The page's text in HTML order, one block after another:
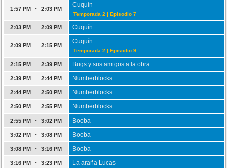
1:57 PM - 2:03 PM
Cuquín
Temporada 2 | Episodio 7
2:03 PM - 2:09 PM Cuquín
2:09 PM - 2:15 PM
Cuquín
Temporada 2 | Episodio 9
2:15 PM - 2:39 PM Bugs y sus amigos a la obra
2:39 PM - 2:44 PM Numberblocks
2:44 PM - 2:50 PM Numberblocks
2:50 PM - 2:55 PM Numberblocks
2:55 PM - 3:02 PM Booba
3:02 PM - 3:08 PM Booba
3:08 PM - 3:16 PM Booba
3:16 PM - 3:23 PM La araña Lucas